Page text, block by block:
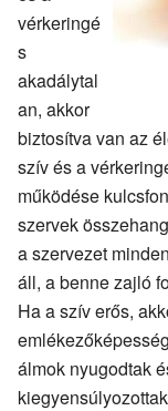
vérkeringé
s
akadálytal
an, akkor
biztosítva van az
szív és a
működése
szervek
a szervezet
áll, a benne zajló
Ha a szív erős,
álmok nyugodtak